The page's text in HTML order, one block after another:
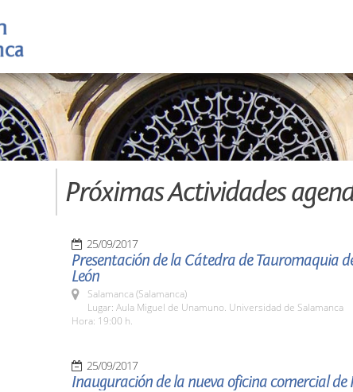
Próximas Actividades
25/09/2017
Presentación de la Cátedra de Tauromaquia
León
Salamanca (Salamanca)
Lugar: Aula Miguel de Unamuno. Universidad de Salamanca
Hora: 19:00 h.
25/09/2017
Inauguración de la nueva oficina comercial de